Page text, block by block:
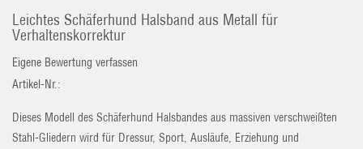
Leichtes Schäferhund Halsband aus Metall für
Verhaltenskorrektur
Eigene Bewertung verfassen
Artikel-Nr.:
Dieses Modell des Schäferhund Halsbandes aus massiven verschweißten
Stahl-Gliedern wird für Dressur, Sport, Ausläufe, Erziehung und